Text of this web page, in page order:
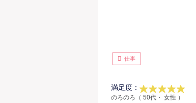
仕事
満足度：
のろのろ（ 50代・ 女性 ）